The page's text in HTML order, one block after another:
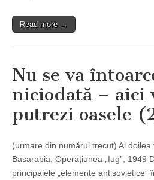
Read more →
Nu se va
niciodată – aici
putrezi oasele
(urmare din numărul trecut) Al
Basarabia: Operaţiunea „Iug”, 1949
principalele „elemente antisovietice”